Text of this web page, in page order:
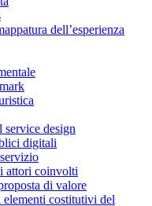
dell’esperienza
service design
digitali
attori coinvolti
di valore
costitutivi del